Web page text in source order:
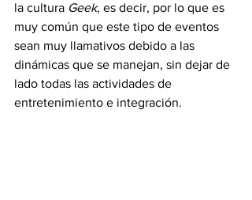
la cultura Geek, es decir, por lo que es
muy común que este tipo de eventos
sean muy llamativos debido a las
dinámicas que se manejan, sin dejar de
lado todas las actividades de
entretenimiento e integración.